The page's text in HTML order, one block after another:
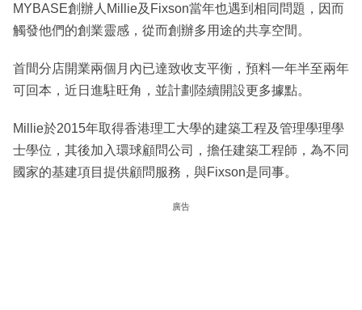
MYBASE創辦人Millie及Fixson當年也遇到相同問題，因而
觸發他們的創業靈感，從而創辦多用途的共享空間。
首間分店開業兩個月內已達致收支平衡，預料一年半至兩年
可回本，近日進駐旺角，並計劃陸續開設更多據點。
Millie於2015年取得香港理工大學的建築工程及管理學理學
士學位，其後加入環球顧問公司，擔任建築工程師，為不同
國家的基建項目提供顧問服務，與Fixson是同事。
廣告